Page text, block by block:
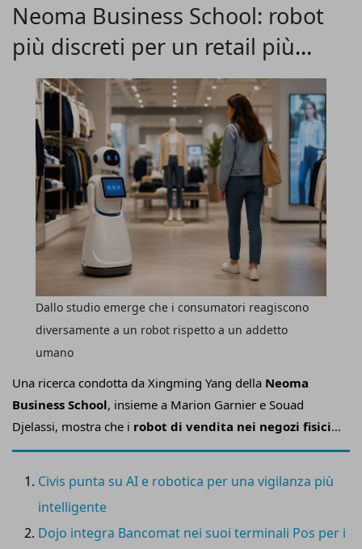
di Linee Guida previsto dallaLegge
34/2026 percontrastare le recensioni online non
danneggiano tanto i consumatori quanto le imprese che
operano correttamente.
Neoma Business School: robot
più discreti per un retail più
efficace
Una ricerca condotta da Xingming Yang della Neoma
Business School, insieme a Marion Garnier e Souad
Djelassi, mostra che i robot di vendita nei negozi fisici
risultano più efficaci quando mantengono un profilo
consumatore la libertà di scegliere se interagire o meno.
Dallo studio emerge che i consumatori reagiscono
diversamente a un robot rispetto a un addetto
umano
Civis punta su AI e robotica per una vigilanza più
intelligente
Dojo integra Bancomat nei suoi terminali Pos per i